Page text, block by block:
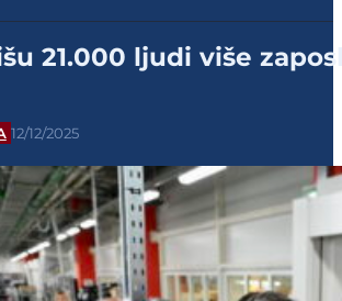
21.000 ljudi više
12/12/2025